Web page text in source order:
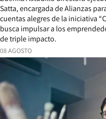
08 AGOSTO
Satta, encargada de Alianzas
cuentas alegres de la iniciativa
busca impulsar a los
de triple impacto.